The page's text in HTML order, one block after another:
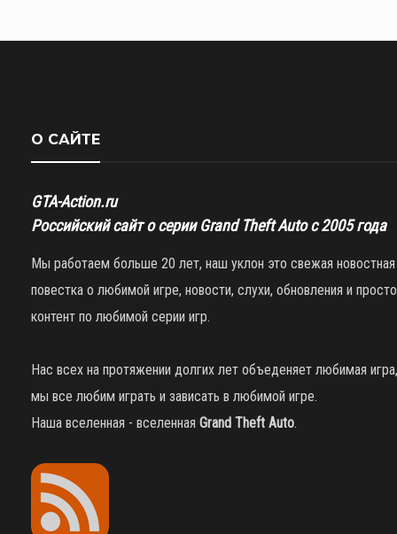
О САЙТЕ
GTA-Action.ru
Российский сайт о серии Grand Theft Auto с 2005 года
Мы работаем больше 20 лет, наш уклон это свежая новостная
повестка о любимой игре, новости, слухи, обновления и просто
контент по любимой серии игр.
Нас всех на протяжении долгих лет объеденяет любимая игра,
мы все любим играть и зависать в любимой игре.
Наша вселенная - вселенная Grand Theft Auto.